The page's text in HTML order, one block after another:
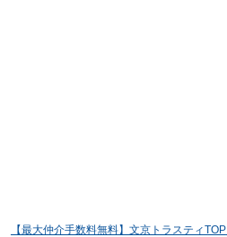
【最大仲介手数料無料】文京トラスティTOP